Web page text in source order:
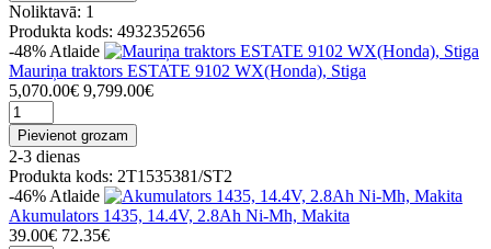
Noliktavā: 1
Produkta kods: 4932352656
-48% Atlaide
Mauriņa traktors ESTATE 9102 WX(Honda), Stiga
5,070.00€ 9,799.00€
Pievienot grozam
2-3 dienas
Produkta kods: 2T1535381/ST2
-46% Atlaide
Akumulators 1435, 14.4V, 2.8Ah Ni-Mh, Makita
39.00€ 72.35€